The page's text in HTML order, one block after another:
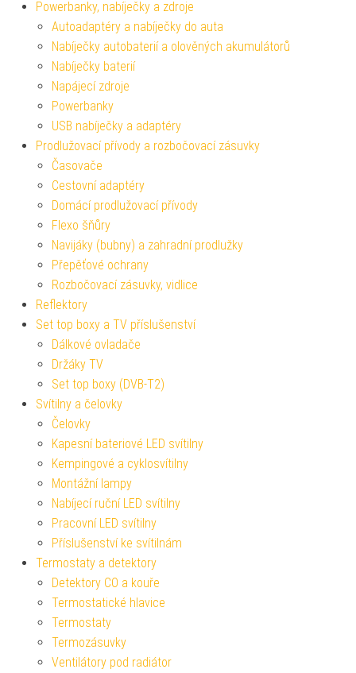
Powerbanky, nabíječky a zdroje
Autoadaptéry a nabíječky do auta
Nabíječky autobaterií a olověných akumulátorů
Nabíječky baterií
Napájecí zdroje
Powerbanky
USB nabíječky a adaptéry
Prodlužovací přívody a rozbočovací zásuvky
Časovače
Cestovní adaptéry
Domácí prodlužovací přívody
Flexo šňůry
Navijáky (bubny) a zahradní prodlužky
Přepěťové ochrany
Rozbočovací zásuvky, vidlice
Reflektory
Set top boxy a TV příslušenství
Dálkové ovladače
Držáky TV
Set top boxy (DVB-T2)
Svítilny a čelovky
Čelovky
Kapesní bateriové LED svítilny
Kempingové a cyklosvítilny
Montážní lampy
Nabíjecí ruční LED svítilny
Pracovní LED svítilny
Příslušenství ke svítilnám
Termostaty a detektory
Detektory CO a kouře
Termostatické hlavice
Termostaty
Termozásuvky
Ventilátory pod radiátor